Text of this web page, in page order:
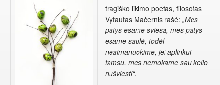
tragiško likimo poetas, filosofas
Vytautas Mačernis rašė: „Mes
patys esame šviesa, mes patys
esame saulė, todėl
neaimanuokime, jei aplinkui
tamsu, mes nemokame sau kelio
nušviesti“.